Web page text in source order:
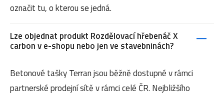
označit tu, o kterou se jedná.
Lze objednat produkt Rozdělovací hřebenáč X
carbon v e-shopu nebo jen ve stavebninách?
Betonové tašky Terran jsou běžně dostupné v rámci
partnerské prodejní sítě v rámci celé ČR. Nejbližšího